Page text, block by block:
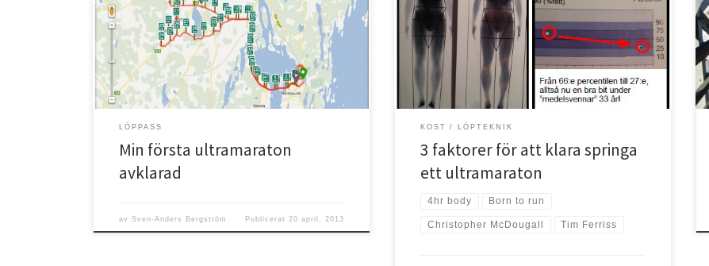
hand. Klev upp strax efter kl 6 och åt en något förstärkt
frukost. Fyllde ryggsäcken med 3L vatten, 2 bananer
och en påse med godis sen gav jag mig av. Strax före
[…]
LÖPPASS
Min första ultramaraton
avklarad
avSven-Anders Bergström Publicerat 20 april, 2013
jag kommer att klara av en ultramaraton i år. Det
senaste löppasset passerade jag 36 km och det utan
att stappla fram på slutet. Förra året tog jag mig som
längst ca 27 km på slutet av säsongen. Här är […]
KOST LÖPTEKNIK
3 faktorer för att klara springa
ett ultramaraton
4hr body Born to run
Christopher McDougall Tim Ferriss